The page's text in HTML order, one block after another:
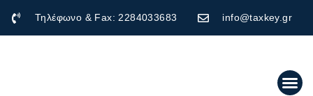
Τηλέφωνο & Fax: 2284033683 info@taxkey.gr